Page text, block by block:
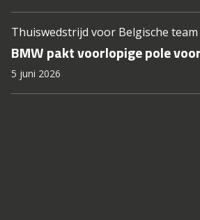
Thuiswedstrijd voor Belgische team
BMW pakt voorlopige pole
5 juni 2026